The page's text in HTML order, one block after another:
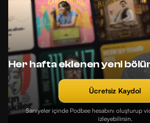
Her hafta eklenen yeni
Ücretsiz Kaydol
Saniyeler içinde Podbee hesabını oluşturup
izleyebilirsin.